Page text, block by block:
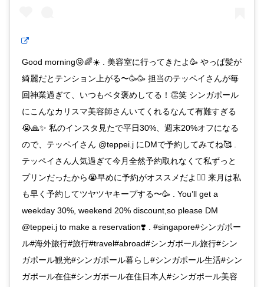
Good morning😝🌈☀️ . 美容室に行ってきたよ🥳 やっぱ髪が
綺麗だとテンション上がる〜🥳🥳 担当のテッペイさんが毎
回神業過ぎて、いつもベタ褒めしてる！👏笑 シンガポール
にこんなカリスマ美容師さんいてくれるなんて有難すぎる
😭🙏✨ 私のインスタ見たで平日30%、週末20%オフになる
ので、テッペイさん @teppei.j にDMで予約してみてね🥰 .
テッペイさん人気過ぎて今月全然予約取れなくて私ずっと
プリンだったから😭早めに予約がオススメだよ💇‍♀️ 来月は私
も早く予約してツヤツヤキープする〜🥳 . You’ll get a
weekday 30%, weekend 20% discount,so please DM
@teppei.j to make a reservation❣️ . #singapore#シンガポー
ル#海外旅行#旅行#travel#abroad#シンガポール旅行#シン
ガポール観光#シンガポール暮らし#シンガポール生活#シン
ガポール在住#シンガポール在住日本人#シンガポール美容